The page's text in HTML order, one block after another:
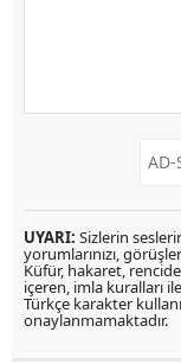
UYARI: Sizlerin
yorumlarınızı,
Küfür, hakaret,
içeren, imla kuralları ile
Türkçe karakter
onaylanmamaktadır.